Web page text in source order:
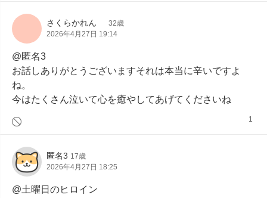
さくらかれん
32歳
2026年4月27日 19:14
@匿名3
お話しありがとうございますそれは本当に辛いですよ
ね。
今はたくさん泣いて心を癒やしてあげてくださいね
1
匿名3 17歳
2026年4月27日 18:25
@土曜日のヒロイン